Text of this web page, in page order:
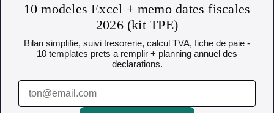
10 modeles Excel + memo dates fiscales
2026 (kit TPE)
Bilan simplifie, suivi tresorerie, calcul TVA, fiche de paie -
10 templates prets a remplir + planning annuel des
declarations.